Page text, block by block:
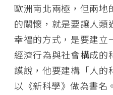
歐洲南北兩極，但兩地
的關懷，就是要讓人類
幸福的方式，是要建立
經濟行為與社會構成的
謨說，他要建構「人的
以《新科學》做為書名。